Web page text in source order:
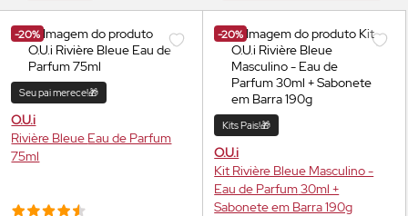
-20%
Seu pai merece!🎁
O.U.i
Rivière Bleue Eau de Parfum
75ml
-20%
Kits Pais!🎁
O.U.i
Kit Rivière Bleue Masculino -
Eau de Parfum30ml +
Sabonete em Barra 190g